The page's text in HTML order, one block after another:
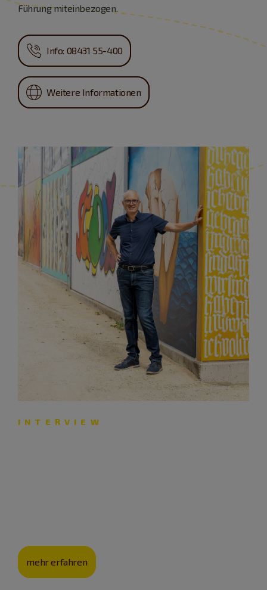
Führung miteinbezogen.
Info: 08431 55-400
Weitere Informationen
INTERVIEW
mehr erfahren